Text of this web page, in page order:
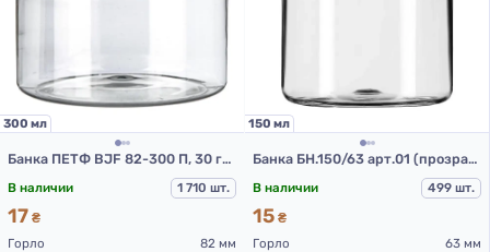
300 мл
Банка ПЕТФ BJF 82-300 П, 30 гр (ПЭТ банки 300 мл)
В наличии 1 710 шт.
17 ₴
Горло
82 мм
150 мл
Банка БН.150/63 арт.01 (прозрачный) (ПЭТ банки 150 мл)
В наличии 499 шт.
15 ₴
Горло
63 мм